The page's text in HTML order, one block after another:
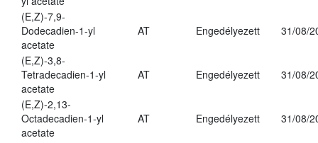
(E,Z)-7,9-
Dodecadien-1-yl
acetate
AT Engedélyezett 31/08/
(E,Z)-3,8-
Tetradecadien-1-yl
acetate
AT Engedélyezett 31/08/
(E,Z)-2,13-
Octadecadien-1-yl
acetate
AT Engedélyezett 31/08/